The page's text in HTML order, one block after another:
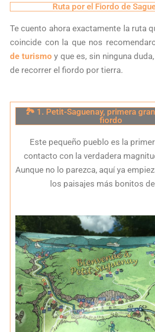
Ruta por el Fiordo de
Te cuento ahora exactamente la ruta
coincide con la que nos
de turismo y que es, sin ninguna
de recorrer el fiordo por tierra.
🏞️ 1. Petit-Saguenay, primera
fiordo
Este pequeño pueblo es la
contacto con la verdadera
Aunque no lo parezca, aquí ya
los paisajes más bonitos